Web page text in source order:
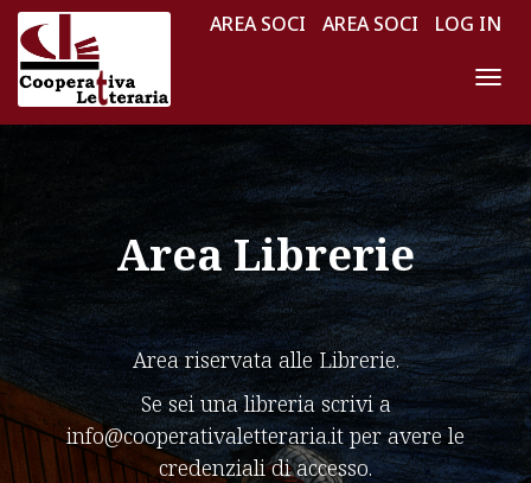
AREA SOCI AREA SOCI LOG IN
Area Librerie
Area riservata alle Librerie.
Se sei una libreria scrivi a
info@cooperativaletteraria.it per avere le
credenziali di accesso.